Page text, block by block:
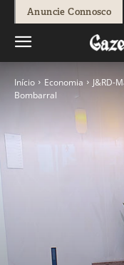
Anuncie Connosco
Início Economia
J&RD-
Bombarral